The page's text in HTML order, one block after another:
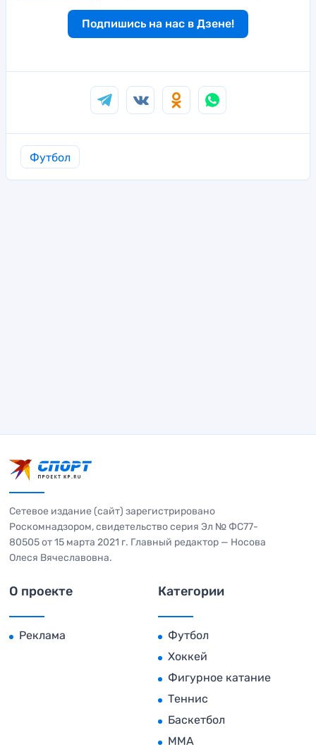
Подпишись на нас в Дзене!
Футбол
Сетевое издание (сайт) зарегистрировано
Роскомнадзором, свидетельство серия Эл № ФС77-
80505 от 15 марта 2021 г. Главный редактор — Носова
Олеся Вячеславовна.
О проекте
Реклама
Категории
Футбол
Хоккей
Фигурное катание
Теннис
Баскетбол
MMA